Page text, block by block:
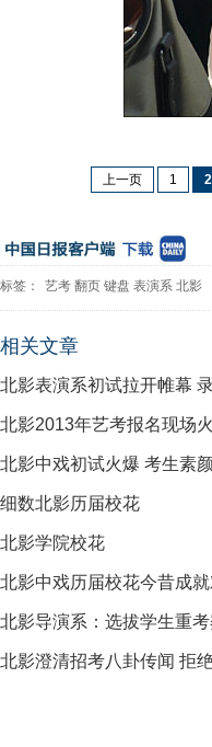
上一页 1 2
标签： 艺考 翻页 键盘 表演系 北影
相关文章
北影表演系初试拉开帷幕
北影2013年艺考报名现场
北影中戏初试火爆 考生素
细数北影历届校花
北影学院校花
北影中戏历届校花今昔成
北影导演系：选拔学生重
北影澄清招考八卦传闻 拒